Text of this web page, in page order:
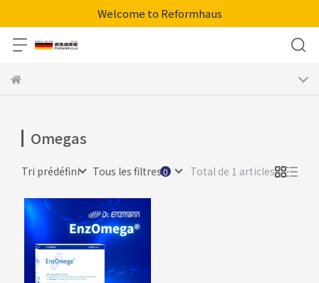
Welcome to Reformhaus
Omegas
Tri prédéfini Tous les filtres Total de 1 articles